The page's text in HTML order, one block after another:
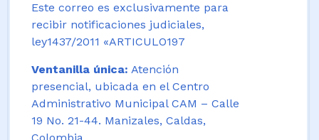
Este correo es exclusivamente para
recibir notificaciones judiciales,
ley1437/2011 «ARTICULO197
Ventanilla única: Atención
presencial, ubicada en el Centro
Administrativo Municipal CAM – Calle
19 No. 21-44. Manizales, Caldas,
Colombia